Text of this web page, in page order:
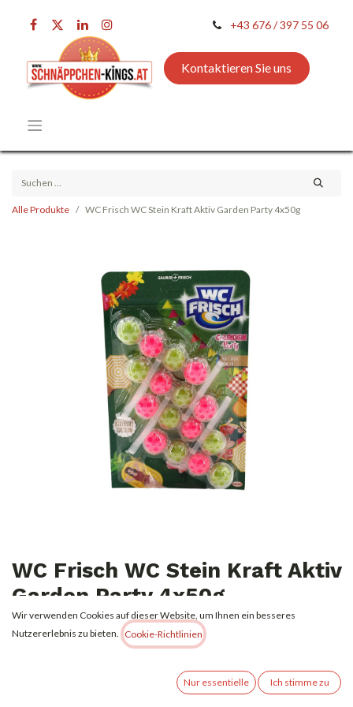
+43 676 / 397 55 06
Kontaktieren Sie uns
Alle Produkte WC Frisch WC Stein Kraft Aktiv Garden Party 4x50g
WC Frisch WC Stein Kraft Aktiv
Garden Party 4x50g
4,99€ Alle Preise inkl. MwSt.zzgl. Versandkosten
Wir verwenden Cookies auf dieser Website, um Ihnen ein besseres
Nutzererlebnis zu bieten.
Cookie-Richtlinien
Nur essentielle Ich stimme zu